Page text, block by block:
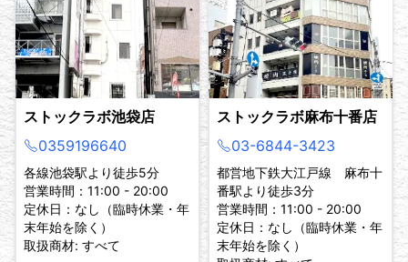
ストックラボ池袋店
0359196640
各線池袋駅より徒歩5分
営業時間：11:00 - 20:00
定休日：なし（臨時休業・年
末年始を除く）
取扱商材: すべて
ストックラボ麻布十番店
03-6844-3423
都営地下鉄大江戸線 麻布十
番駅より徒歩3分
営業時間：11:00 - 20:00
定休日：なし（臨時休業・年
末年始を除く）